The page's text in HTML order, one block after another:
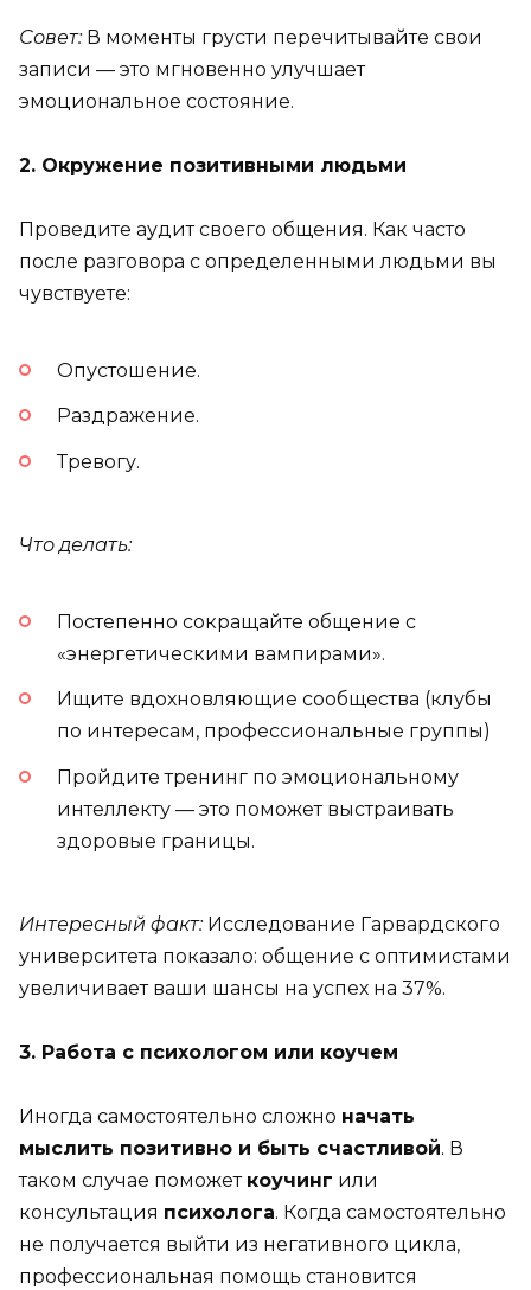
Совет:В моменты грусти перечитывайте свои
записи — это мгновенно улучшает
эмоциональное состояние.
2. Окружение позитивными людьми
Проведите аудит своего общения. Как часто
после разговора с определенными людьми вы
чувствуете:
Опустошение.
Раздражение.
Тревогу.
Что делать:
Постепенно сокращайте общение с
«энергетическими вампирами».
Ищите вдохновляющие сообщества (клубы
по интересам, профессиональные группы)
Пройдите тренинг по эмоциональному
интеллекту — это поможет выстраивать
здоровые границы.
Интересный факт:Исследование Гарвардского
университета показало: общение с оптимистами
увеличивает ваши шансы на успех на 37%.
3. Работа с психологом или коучем
Иногда самостоятельно сложно начать
мыслить позитивно и быть счастливой. В
таком случае поможет коучинг или
консультация психолога. Когда самостоятельно
не получается выйти из негативного цикла,
профессиональная помощь становится